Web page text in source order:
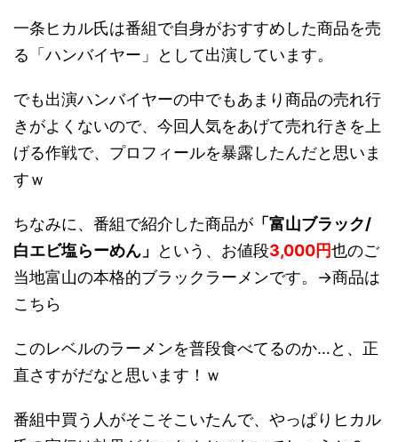
一条ヒカル氏は番組で自身がおすすめした商品を売
る「ハンバイヤー」として出演しています。
でも出演ハンバイヤーの中でもあまり商品の売れ行
きがよくないので、今回人気をあげて売れ行きを上
げる作戦で、プロフィールを暴露したんだと思いま
すｗ
ちなみに、番組で紹介した商品が 「富山ブラック/
白エビ塩らーめん」
という、お値段3,000円也のご
当地富山の本格的ブラックラーメンです。→商品は
こちら
このレベルのラーメンを普段食べてるのか…と、正
直さすがだなと思います！ｗ
番組中買う人がそこそこいたんで、やっぱりヒカル